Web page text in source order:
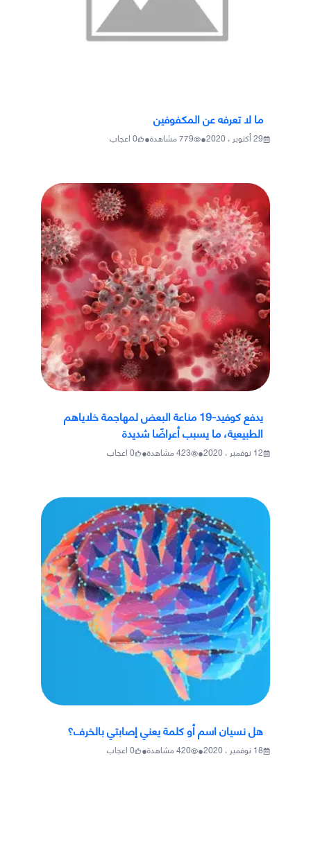
ما لا تعرفه عن المكفوفين
29 أكتوبر ، 2020 •
779مشاهدة•
0اعجاب
يدفع كوفيد-19 مناعة البعض لمهاجمة خلاياهم
الطبيعية، ما يسبب أعراضًا شديدة
12 نوفمبر ، 2020 •
423مشاهدة•
0اعجاب
هل نسيان اسم أو كلمة يعني إصابتي بالخرف؟
18 نوفمبر ، 2020 •
420مشاهدة•
0اعجاب